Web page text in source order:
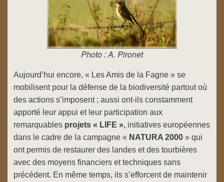
Photo : A. Pironet
Aujourd’hui encore, « Les Amis de la Fagne » se
mobilisent pour la défense de la biodiversité partout où
des actions s’imposent ; aussi ont-ils constamment
apporté leur appui et leur participation aux
remarquables projets « LIFE », initiatives européennes
dans le cadre de la campagne « NATURA 2000 » qui
ont permis de restaurer des landes et des tourbières
avec des moyens financiers et techniques sans
précédent. En même temps, ils s’efforcent de maintenir